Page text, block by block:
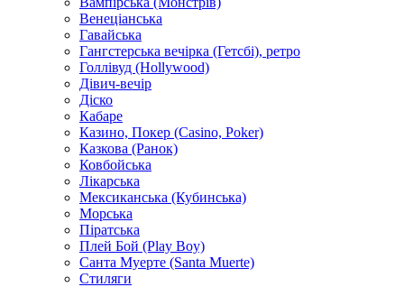
Венеціанська
Гавайська
Гангстерська вечірка (Гетсбі), ретро
Голлівуд (Hollywood)
Дівич-вечір
Діско
Кабаре
Казино, Покер (Casino, Poker)
Казкова (Ранок)
Ковбойська
Лікарська
Мексиканська (Кубинська)
Морська
Піратська
Плей Бой (Play Boy)
Санта Муерте (Santa Muerte)
Стиляги